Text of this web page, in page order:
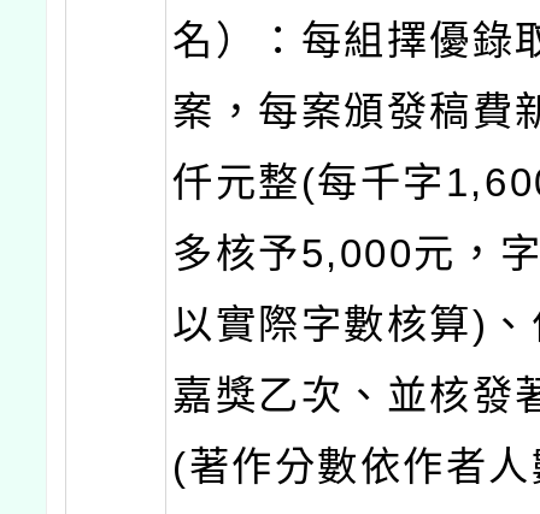
名）：每組擇優錄
案，每案頒發稿費
仟元整(每千字
多核予5,000元，
以實際字數核算)
嘉獎乙次、並核發
(著作分數依作者